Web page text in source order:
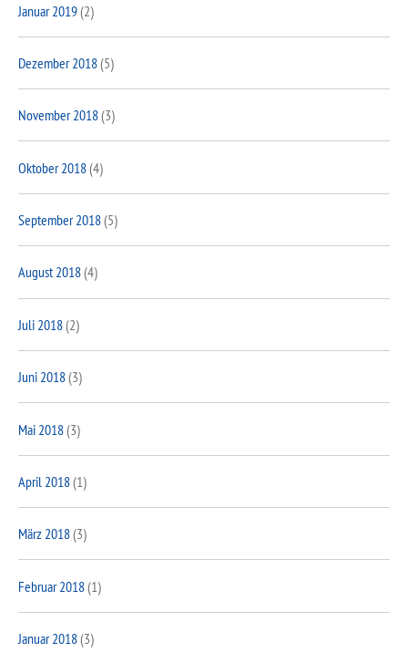
Januar 2019(2)
Dezember 2018(5)
November 2018(3)
Oktober 2018(4)
September 2018(5)
August 2018(4)
Juli 2018(2)
Juni 2018(3)
Mai 2018(3)
April 2018(1)
März 2018(3)
Februar 2018(1)
Januar 2018(3)